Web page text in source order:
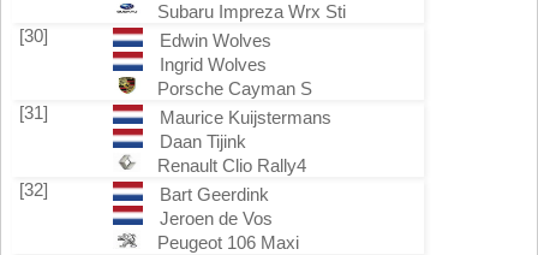
Subaru Impreza Wrx Sti
[30]
Edwin Wolves
Ingrid Wolves
Porsche Cayman S
[31]
Maurice Kuijstermans
Daan Tijink
Renault Clio Rally4
[32]
Bart Geerdink
Jeroen de Vos
Peugeot 106 Maxi